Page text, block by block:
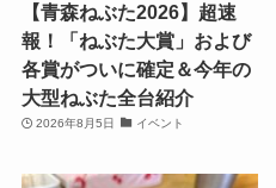
【青森ねぶた2026】超速
報！「ねぶた大賞」および
各賞がついに確定＆今年の
大型ねぶた全台紹介
2026年8月5日 イベント